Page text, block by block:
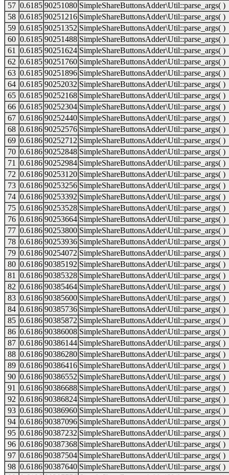
57 0.6185 90251080 SimpleShareButtonsAdder\Util::parse_args( )
58 0.6185 90251216 SimpleShareButtonsAdder\Util::parse_args( )
59 0.6185 90251352 SimpleShareButtonsAdder\Util::parse_args( )
60 0.6185 90251488 SimpleShareButtonsAdder\Util::parse_args( )
61
0.6185 90251624 SimpleShareButtonsAdder\Util::parse_args( )
62 0.6185 90251760 SimpleShareButtonsAdder\Util::parse_args( )
63 0.6185 90251896 SimpleShareButtonsAdder\Util::parse_args( )
64 0.6185 90252032 SimpleShareButtonsAdder\Util::parse_args( )
65 0.6185 90252168 SimpleShareButtonsAdder\Util::parse_args( )
66 0.6185 90252304 SimpleShareButtonsAdder\Util::parse_args( )
67 0.6186 90252440 SimpleShareButtonsAdder\Util::parse_args( )
68 0.6186 90252576 SimpleShareButtonsAdder\Util::parse_args( )
69 0.6186 90252712 SimpleShareButtonsAdder\Util::parse_args( )
70 0.6186 90252848 SimpleShareButtonsAdder\Util::parse_args( )
71
0.6186 90252984 SimpleShareButtonsAdder\Util::parse_args( )
72 0.6186 90253120 SimpleShareButtonsAdder\Util::parse_args( )
73 0.6186 90253256 SimpleShareButtonsAdder\Util::parse_args( )
74 0.6186 90253392 SimpleShareButtonsAdder\Util::parse_args( )
75 0.6186 90253528 SimpleShareButtonsAdder\Util::parse_args( )
76 0.6186 90253664 SimpleShareButtonsAdder\Util::parse_args( )
77 0.6186 90253800 SimpleShareButtonsAdder\Util::parse_args( )
78 0.6186 90253936 SimpleShareButtonsAdder\Util::parse_args( )
79 0.6186 90254072 SimpleShareButtonsAdder\Util::parse_args( )
80 0.6186 90385192 SimpleShareButtonsAdder\Util::parse_args( )
81
0.6186 90385328 SimpleShareButtonsAdder\Util::parse_args( )
82 0.6186 90385464 SimpleShareButtonsAdder\Util::parse_args( )
83 0.6186 90385600 SimpleShareButtonsAdder\Util::parse_args( )
84 0.6186 90385736 SimpleShareButtonsAdder\Util::parse_args( )
85 0.6186 90385872 SimpleShareButtonsAdder\Util::parse_args( )
86 0.6186 90386008 SimpleShareButtonsAdder\Util::parse_args( )
87 0.6186 90386144 SimpleShareButtonsAdder\Util::parse_args( )
88 0.6186 90386280 SimpleShareButtonsAdder\Util::parse_args( )
89 0.6186 90386416 SimpleShareButtonsAdder\Util::parse_args( )
90 0.6186 90386552 SimpleShareButtonsAdder\Util::parse_args( )
91
0.6186 90386688 SimpleShareButtonsAdder\Util::parse_args( )
92 0.6186 90386824 SimpleShareButtonsAdder\Util::parse_args( )
93 0.6186 90386960 SimpleShareButtonsAdder\Util::parse_args( )
94 0.6186 90387096 SimpleShareButtonsAdder\Util::parse_args( )
95 0.6186 90387232 SimpleShareButtonsAdder\Util::parse_args( )
96 0.6186 90387368 SimpleShareButtonsAdder\Util::parse_args( )
97 0.6186 90387504 SimpleShareButtonsAdder\Util::parse_args( )
98 0.6186 90387640 SimpleShareButtonsAdder\Util::parse_args( )